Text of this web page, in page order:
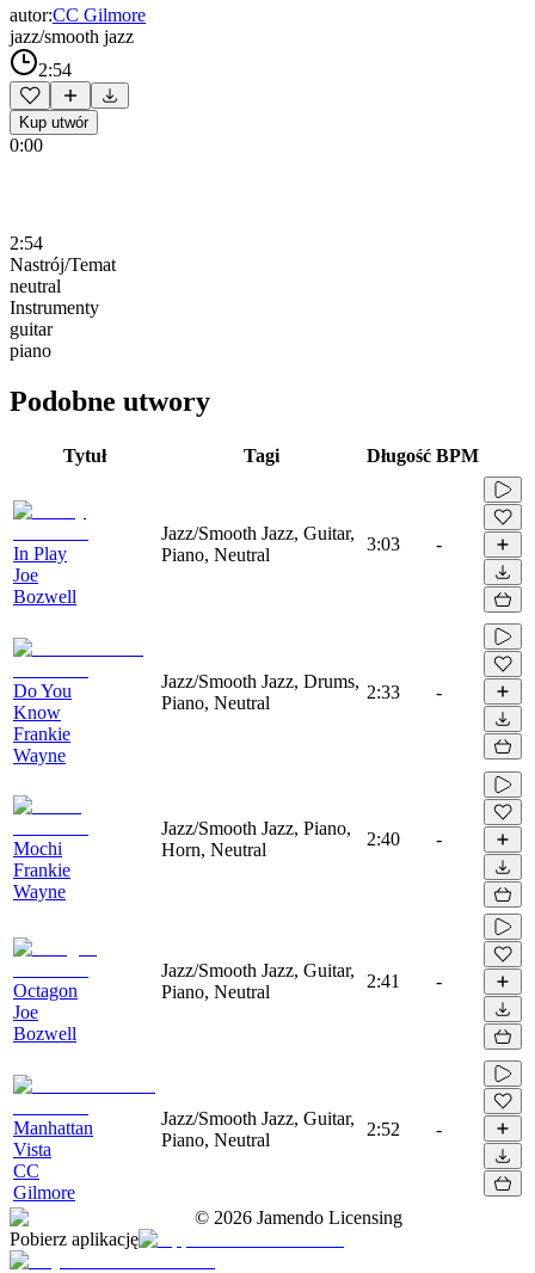
autor:CC Gilmore
jazz/smooth jazz
2:54
Kup utwór
0:00
2:54
Nastrój/Temat
neutral
Instrumenty
guitar
piano
Podobne utwory
Tytuł Tagi Długość BPM
In Play
Joe
Bozwell
Jazz/Smooth Jazz, Guitar,
Piano, Neutral
3:03 -
Do You
Know
Frankie
Wayne
Jazz/Smooth Jazz, Drums,
Piano, Neutral
2:33 -
Mochi
Frankie
Wayne
Jazz/Smooth Jazz, Piano,
Horn, Neutral
2:40 -
Octagon
Joe
Bozwell
Jazz/Smooth Jazz, Guitar,
Piano, Neutral
2:41 -
Manhattan
Vista
CC
Gilmore
Jazz/Smooth Jazz, Guitar,
Piano, Neutral
2:52 -
© 2026 Jamendo Licensing
Pobierz aplikację